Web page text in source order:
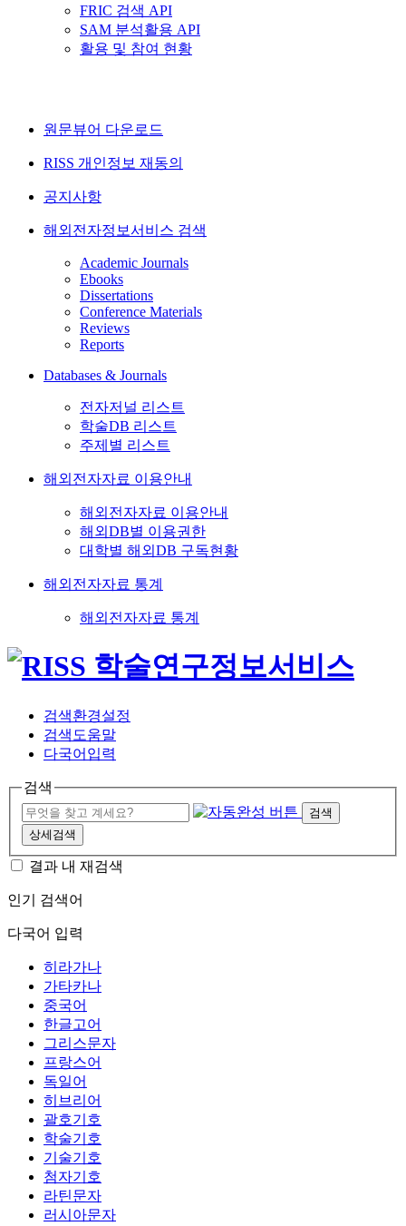
FRIC 검색 API
SAM 분석활용 API
활용 및 참여 현황
원문뷰어 다운로드
RISS 개인정보 재동의
공지사항
해외전자정보서비스 검색
Academic Journals
Ebooks
Dissertations
Conference Materials
Reviews
Reports
Databases & Journals
전자저널 리스트
학술DB 리스트
주제별 리스트
해외전자자료 이용안내
해외전자자료 이용안내
해외DB별 이용권한
대학별 해외DB 구독현황
해외전자자료 통계
해외전자자료 통계
검색환경설정
검색도움말
다국어입력
검색
검색
상세검색
결과 내 재검색
인기 검색어
다국어 입력
히라가나
가타카나
중국어
한글고어
그리스문자
프랑스어
독일어
히브리어
괄호기호
학술기호
기술기호
첨자기호
라틴문자
러시아문자